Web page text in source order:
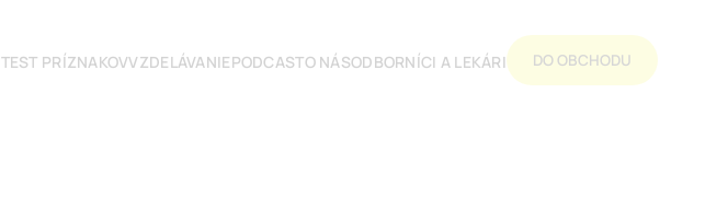
TEST PRÍZNAKOVVZDELÁVANIEPODCASTO NÁSODBORNÍCI A LEKÁRI DO OBCHODU